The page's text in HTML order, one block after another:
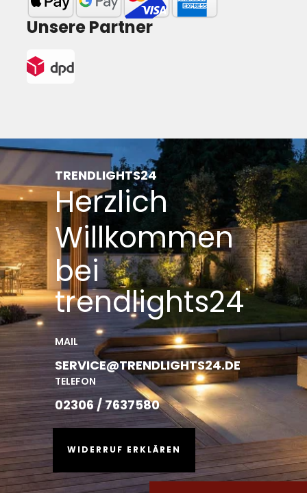
Unsere Partner
TRENDLIGHTS24
Herzlich
Willkommen
bei
trendlights24
MAIL
SERVICE@TRENDLIGHTS24.DE
TELEFON
02306 / 7637580
WIDERRUF ERKLÄREN